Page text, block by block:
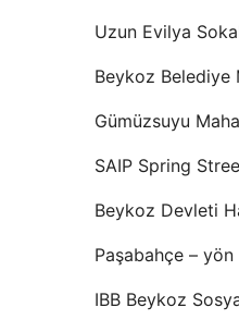
Uzun Evilya
Beykoz Belediye
Gümüzsuyu
SAIP Spring
Beykoz Devleti
Paşabahçe – yön
IBB Beykoz